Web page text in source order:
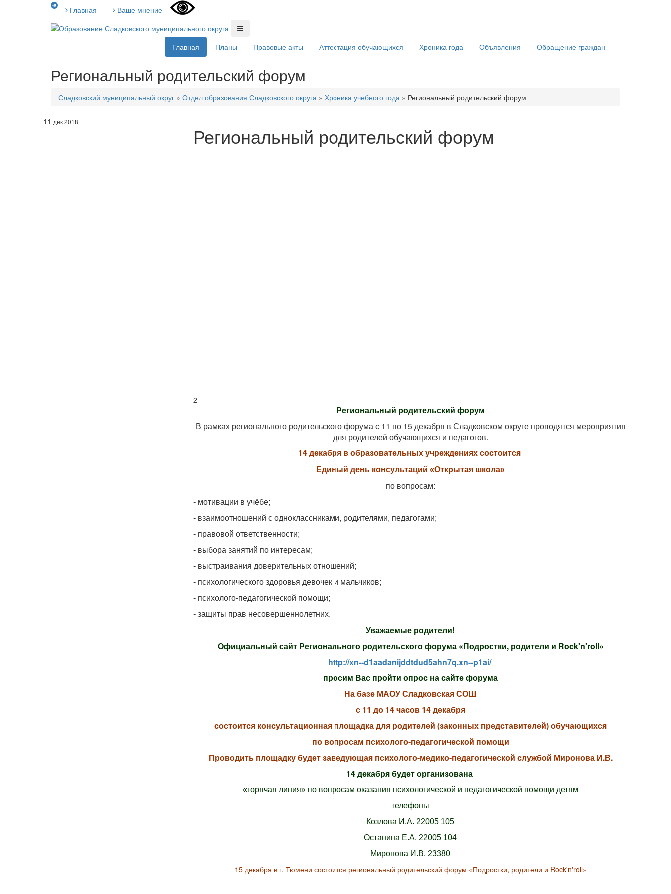
Главная Ваше мнение
Главная Планы Правовые акты Аттестация обучающихся Хроника года Объявления Обращение граждан
Региональный родительский форум
Сладковский муниципальный округ » Отдел образования Сладковского округа » Хроника учебного года » Региональный родительский форум
11 дек 2018
Региональный родительский форум
2
Региональный родительский форум
В рамках регионального родительского форума с 11 по 15 декабря в Сладковском округе проводятся мероприятия
для родителей обучающихся и педагогов.
14 декабря в образовательных учреждениях состоится
Единый день консультаций «Открытая школа»
по вопросам:
- мотивации в учёбе;
- взаимоотношений с одноклассниками, родителями, педагогами;
- правовой ответственности;
- выбора занятий по интересам;
- выстраивания доверительных отношений;
- психологического здоровья девочек и мальчиков;
- психолого-педагогической помощи;
- защиты прав несовершеннолетних.
Уважаемые родители!
Официальный сайт Регионального родительского форума «Подростки, родители и Rock'n'roll»
http://xn--d1aadanijddtdud5ahn7q.xn--p1ai/
просим Вас пройти опрос на сайте форума
На базе МАОУ Сладковская СОШ
с 11 до 14 часов 14 декабря
состоится консультационная площадка для родителей (законных представителей) обучающихся
по вопросам психолого-педагогической помощи
Проводить площадку будет заведующая психолого-медико-педагогической службой Миронова И.В.
14 декабря будет организована
«горячая линия» по вопросам оказания психологической и педагогической помощи детям
телефоны
Козлова И.А. 22005 105
Останина Е.А. 22005 104
Миронова И.В. 23380
15 декабря в г. Тюмени состоится региональный родительский форум «Подростки, родители и Rock'n'roll»